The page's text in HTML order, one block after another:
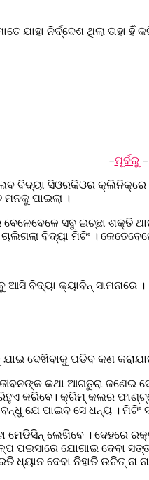
ନିର୍ଦ୍ଦେଶ ଥିଲା ତାହା ହିଁ
–ପୂର୍ବରୁ–
ବିଦ୍ୟା ସିଓରକିଓର
ମନକୁ ପାଇଲା ।
ସବୁ ଇଚ୍ଛା ଶକ୍ତି
ବିଦ୍ୟା ମିଟିଂ ।
ଆସି ବିଦ୍ୟା କ୍ୟାବିନ୍‌ ସାମନାରେ ।
ଦେଖିବାକୁ ପଡିବ କଣ
କଥା ଆଗତୁରା ଜଣେଇ
କରିବେ। କ୍ରିମ୍‌ କଲର
ଯେ ପାଇବ ସେ ଧନ୍ୟ । ମିଟିଂ
ମେଡିସିନ୍‌ ଲେଖିବେ । ଦେହରେ
ଯୋଗାଇ ଦେବା
ଦେବା ନିହାତି ଉଚିତ୍‌ ନା